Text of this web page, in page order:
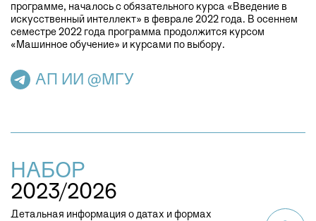
программе, началось с обязательного курса «Введение в
искусственный интеллект» в феврале 2022 года. В осеннем
семестре 2022 года программа продолжится курсом
«Машинное обучение» и курсами по выбору.
АП ИИ @МГУ
НАБОР
2023/2026
Детальная информация о датах и формах